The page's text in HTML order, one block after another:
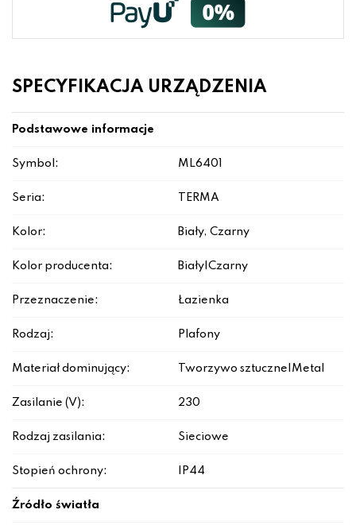
SPECYFIKACJA URZĄDZENIA
Podstawowe informacje
Symbol: ML6401
Seria: TERMA
Kolor: Biały, Czarny
Kolor producenta: Biały|Czarny
Przeznaczenie: Łazienka
Rodzaj: Plafony
Materiał dominujący: Tworzywo sztuczne|Metal
Zasilanie (V): 230
Rodzaj zasilania: Sieciowe
Stopień ochrony: IP44
Źródło światła